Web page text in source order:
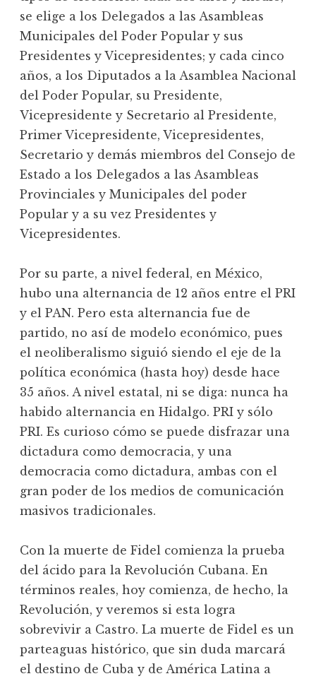
se elige a los Delegados a las Asambleas
Municipales del Poder Popular y sus
Presidentes y Vicepresidentes; y cada cinco
años, a los Diputados a la Asamblea Nacional
del Poder Popular, su Presidente,
Vicepresidente y Secretario al Presidente,
Primer Vicepresidente, Vicepresidentes,
Secretario y demás miembros del Consejo de
Estado a los Delegados a las Asambleas
Provinciales y Municipales del poder
Popular y a su vez Presidentes y
Vicepresidentes.
Por su parte, a nivel federal, en México,
hubo una alternancia de 12 años entre el PRI
y el PAN. Pero esta alternancia fue de
partido, no así de modelo económico, pues
el neoliberalismo siguió siendo el eje de la
política económica (hasta hoy) desde hace
35 años. A nivel estatal, ni se diga: nunca ha
habido alternancia en Hidalgo. PRI y sólo
PRI. Es curioso cómo se puede disfrazar una
dictadura como democracia, y una
democracia como dictadura, ambas con el
gran poder de los medios de comunicación
masivos tradicionales.
Con la muerte de Fidel comienza la prueba
del ácido para la Revolución Cubana. En
términos reales, hoy comienza, de hecho, la
Revolución, y veremos si esta logra
sobrevivir a Castro. La muerte de Fidel es un
parteaguas histórico, que sin duda marcará
el destino de Cuba y de América Latina a